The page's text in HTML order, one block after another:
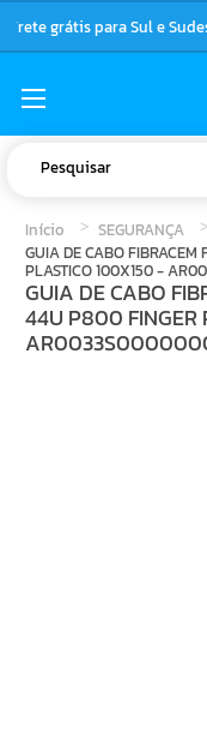
Frete grátis para Sul e
Início
SEGURANÇA
GUIA DE CABO
PLASTICO 100X150 -
GUIA DE CABO
44U P800 FINGER